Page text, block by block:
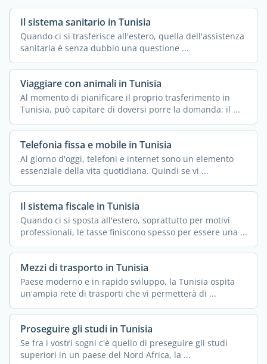
Il sistema sanitario in Tunisia
Quando ci si trasferisce all'estero, quella dell'assistenza
sanitaria è senza dubbio una questione ...
Viaggiare con animali in Tunisia
Al momento di pianificare il proprio trasferimento in
Tunisia, può capitare di doversi porre la domanda: il ...
Telefonia fissa e mobile in Tunisia
Al giorno d'oggi, telefoni e internet sono un elemento
essenziale della vita quotidiana. Quindi se vi ...
Il sistema fiscale in Tunisia
Quando ci si sposta all'estero, soprattutto per motivi
professionali, le tasse finiscono spesso per essere una ...
Mezzi di trasporto in Tunisia
Paese moderno e in rapido sviluppo, la Tunisia ospita
un'ampia rete di trasporti che vi permetterà di ...
Proseguire gli studi in Tunisia
Se fra i vostri sogni c'è quello di preseguire gli studi
superiori in un paese del Nord Africa, la ...